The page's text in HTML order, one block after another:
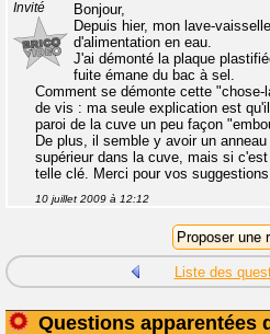
Invité
Bonjour,
Depuis hier, mon lave-
d'alimentation en eau.
J'ai démonté la plaque
fuite émane du bac à sel.
Comment se démonte cette
de vis : ma seule explication est
paroi de la cuve un peu façon
De plus, il semble y avoir un
supérieur dans la cuve, mais si
telle clé. Merci pour vos
10 juillet 2009 à 12:12
Liste des
Questions apparentées